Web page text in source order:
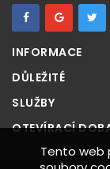
INFORMACE
DŮLEŽITÉ
SLUŽBY
OTEVÍRACÍ
Tento web